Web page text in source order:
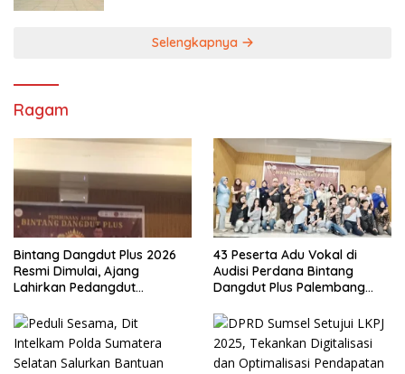
Selengkapnya
Ragam
Bintang Dangdut Plus 2026
Resmi Dimulai, Ajang
Lahirkan Pedangdut
Lestarikan Budaya
43 Peserta Adu Vokal di
Audisi Perdana Bintang
Dangdut Plus Palembang